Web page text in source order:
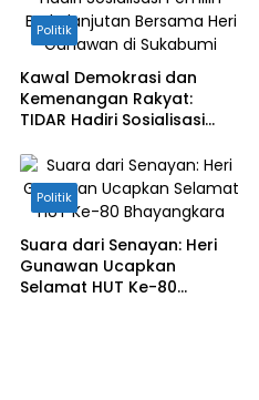
Politik
Kawal Demokrasi dan
Kemenangan Rakyat:
TIDAR Hadiri Sosialisasi
Bersama Heri Gunawan di
Sukabumi
Politik
Suara dari Senayan: Heri
Gunawan Ucapkan
Selamat HUT Ke-80